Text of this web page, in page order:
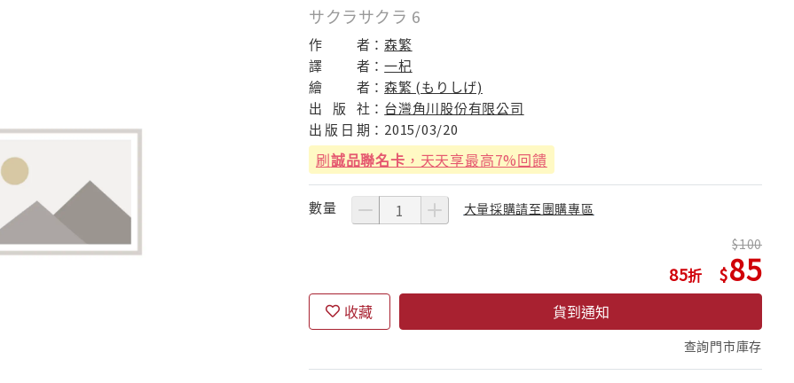
サクラサクラ 6
作 者： 森繁
譯
者：一杞
繪
者： 森繁 (もりしげ)
出
版 社： 台灣角川股份有限公司
出 版 日 期： 2015/03/20
刷誠品聯名卡 ，天天享最高7%回饋
數量 大量採購請至團購專區
85
100
85
收藏 貨到通知
查詢門市庫存